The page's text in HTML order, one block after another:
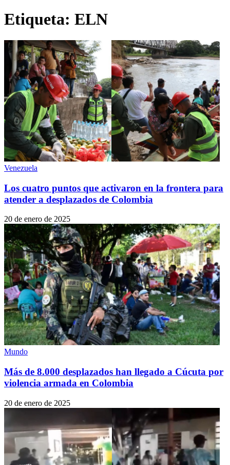
Etiqueta: ELN
Venezuela
Los cuatro puntos que activaron en la frontera para
atender a desplazados de Colombia
20 de enero de 2025
Mundo
Más de 8.000 desplazados han llegado a Cúcuta por
violencia armada en Colombia
20 de enero de 2025